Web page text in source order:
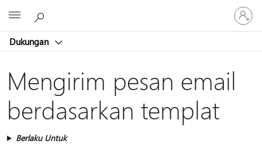
Dukungan
Masuk
ke
akun
Mengirim pesan email
berdasarkan templat
Berlaku Untuk